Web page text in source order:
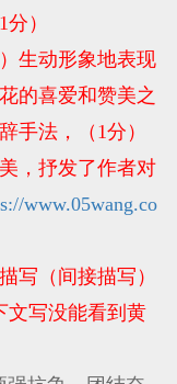
）
生动形象地表现
的喜爱和赞美之
手法，（1分）
，抒发了作者对
www.05wang.co
写（间接描写）
文写没能看到黄